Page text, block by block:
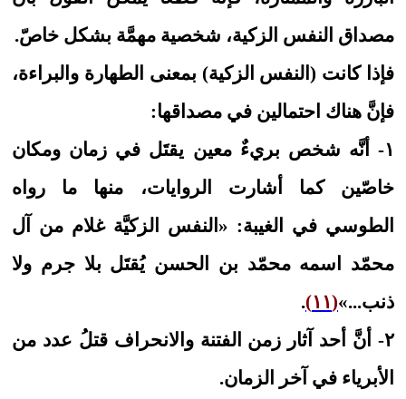
مصداق النفس الزكية، شخصية مهمَّة بشكل خاصّ.
فإذا كانت (النفس الزكية) بمعنى الطهارة والبراءة،
فإنَّ هناك احتمالين في مصداقها:
١- أنَّه شخص بريءٌ معين يقتَل في زمان ومكان
خاصّين كما أشارت الروايات، منها ما رواه
الطوسي في الغيبة: «النفس الزكيَّة غلام من آل
محمّد اسمه محمّد بن الحسن يُقتَل بلا جرم ولا
ذنب...»(١١)
.
٢- أنَّ أحد آثار زمن الفتنة والانحراف قتلُ عدد من
الأبرياء في آخر الزمان.